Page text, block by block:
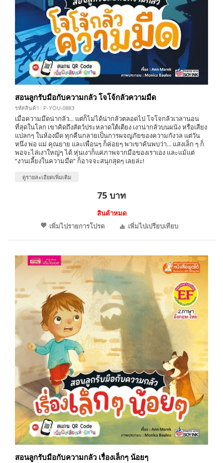
สอนลูกรับมือกับความกลัว โจโจ้กลัวความมืด
รหัสสินค้า : P-YOU-0883
เมื่อความมืดน่ากลัว... แต่ก็ไม่ได้น่ากลัวตลอดไป โจโจกลัวเวลานอน
ที่สุดในโลก เขาคิดถึงสัตว์ประหลาดใต้เตียง เงาน่ากลัวบนผนัง หรือเสียง
แปลกๆ ในห้องมืด ทุกคืนกลายเป็นการผจญภัยของความกังวล แต่วัน
หนึ่ง พ่อ แม่ คุณยาย และเพื่อนๆ ก็ค่อยๆ พาเขาค้นพบว่า... แสงเล็ก ๆ ก็
พอจะไล่เงาใหญ่ๆ ได้ หุ่นเงาก็แค่ภาพจากมือของเราเอง และแม้แต่
“งานเลี้ยงในความมืด” ก็อาจจะสนุกสุดๆ เลยล่ะ!
ดูรายละเอียดเพิ่มเติม
75 บาท
สินค้าหมด
เพิ่มไปรายการโปรด
เพิ่มไปเปรียบเทียบ
สอนลูกรับมือกับความกลัว เรื่องเล็กๆ น้อยๆ